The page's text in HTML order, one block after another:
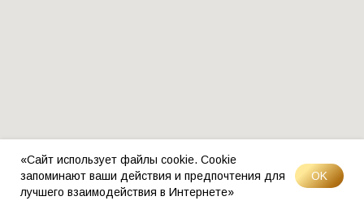
«Сайт использует файлы cookie. Cookie
запоминают ваши действия и предпочтения для
лучшего взаимодействия в Интернете»
OK